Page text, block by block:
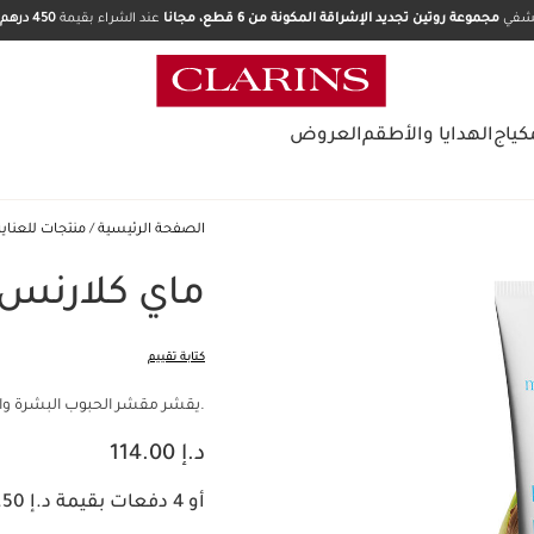
مجموعة روتين تجديد الإشراقة المكونة من 6 قطع، مجانا عند الشراء بقيمة 450 درهم.
الهدايا والأطقمالعروض
الصفحة الرئيسية منتجات
ماي
كتابة تقييم
.يقشر مقشر الحبوب البشرة
السعر الحالي هو د.إ 114.00
د.إ 114.00
أو 4 دفعات بقيمة د.إ 28.50 مع